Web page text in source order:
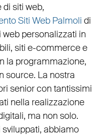
di siti web,
Siti Web Palmoli di
personalizzati in
, siti e-commercee
la programmazione,
source. La nostra
senior con tantissimi
nella realizzazione
ma non solo.
abbiamo